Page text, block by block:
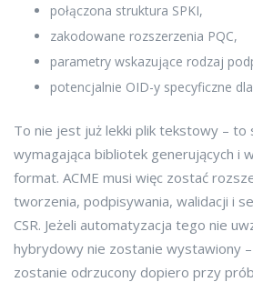
połączona struktura SPKI,
zakodowane rozszerzenia PQC,
parametry wskazujące rodzaj
potencjalnie OID-y specyficzne
To nie jest już lekki plik tekstowy – to
wymagająca bibliotek generujących i
format. ACME musi więc zostać
tworzenia, podpisywania, walidacji i
CSR. Jeżeli automatyzacja tego nie
hybrydowy nie zostanie wystawiony
zostanie odrzucony dopiero przy